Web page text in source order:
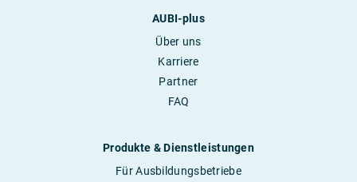
AUBI-plus
Über uns
Karriere
Partner
FAQ
Produkte & Dienstleistungen
Für Ausbildungsbetriebe